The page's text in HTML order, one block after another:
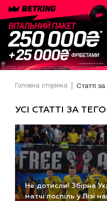
Головна сторінка Статті за
УСІ СТАТТІ ЗА
Не дотисли! Збірна
матчі поспіль у Лізі